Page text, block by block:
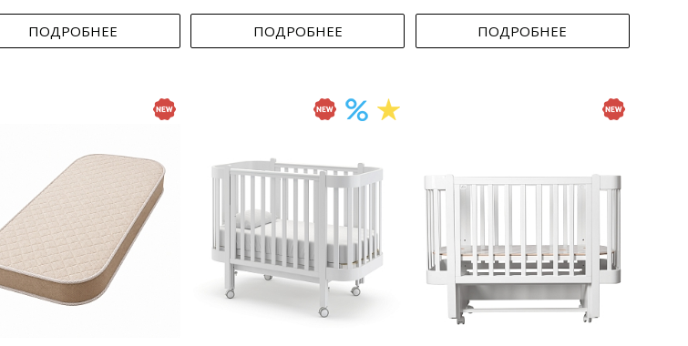
ПОДРОБНЕЕ ПОДРОБНЕЕ ПОДРОБНЕЕ